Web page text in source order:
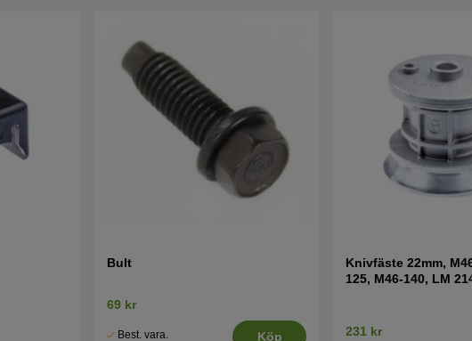
Tryck här för sprängskiss och reservdelslista till
(965160002)
Tryck här för sprängskiss och reservdelslista till
(965160001)
Bult
69 kr
Best. vara.
Köp
Knivfäste 22mm,
125, M46-140, LM
231 kr